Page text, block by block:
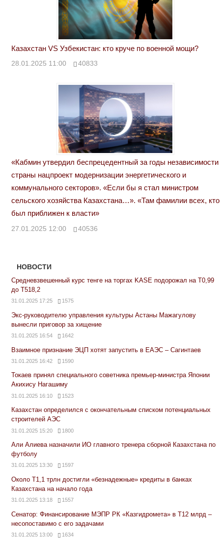
Казахстан VS Узбекистан: кто круче по военной мощи?
28.01.2025 11:00 40833
«Кабмин утвердил беспрецедентный за годы независимости
страны нацпроект модернизации энергетического и
коммунального секторов». «Если бы я стал министром
сельского хозяйства Казахстана…». «Там фамилии всех, кто
был приближен к власти»
27.01.2025 12:00 40536
НОВОСТИ
Средневзвешенный курс тенге на торгах KASE подорожал на Т0,99
до Т518,2
31.01.2025 17:25 1575
Экс-руководителю управления культуры Астаны Мажагулову
вынесли приговор за хищение
31.01.2025 16:54 1642
Взаимное признание ЭЦП хотят запустить в ЕАЭС – Сагинтаев
31.01.2025 16:42 1590
Токаев принял специального советника премьер-министра Японии
Акихису Нагашиму
31.01.2025 16:10 1523
Казахстан определился с окончательным списком потенциальных
строителей АЭС
31.01.2025 15:20 1800
Али Алиева назначили ИО главного тренера сборной Казахстана по
футболу
31.01.2025 13:30 1597
Около Т1,1 трлн достигли «безнадежные» кредиты в банках
Казахстана на начало года
31.01.2025 13:18 1557
Сенатор: Финансирование МЭПР РК «Казгидромета» в Т12 млрд –
несопоставимо с его задачами
31.01.2025 13:00 1634